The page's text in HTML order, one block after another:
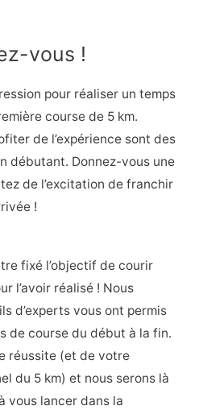
vous !
pour réaliser un temps
course de 5 km.
de l’expérience sont des
débutant. Donnez-vous une
de l’excitation de franchir
!
fixé l’objectif de courir
l’avoir réalisé ! Nous
d’experts vous ont permis
de course du début à la fin.
réussite (et de votre
du 5 km) et nous serons là
vous lancer dans la